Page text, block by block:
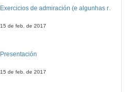
Exercicios de admiración (e algunhas reflexións sobre o azar). Rolda de preguntas
15 de feb. de 2017
Presentación
15 de feb. de 2017